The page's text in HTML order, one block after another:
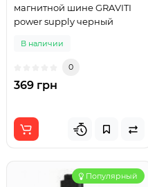
магнитной шине GRAVITI
power supply черный
В наличии
0
369 грн
Популярный